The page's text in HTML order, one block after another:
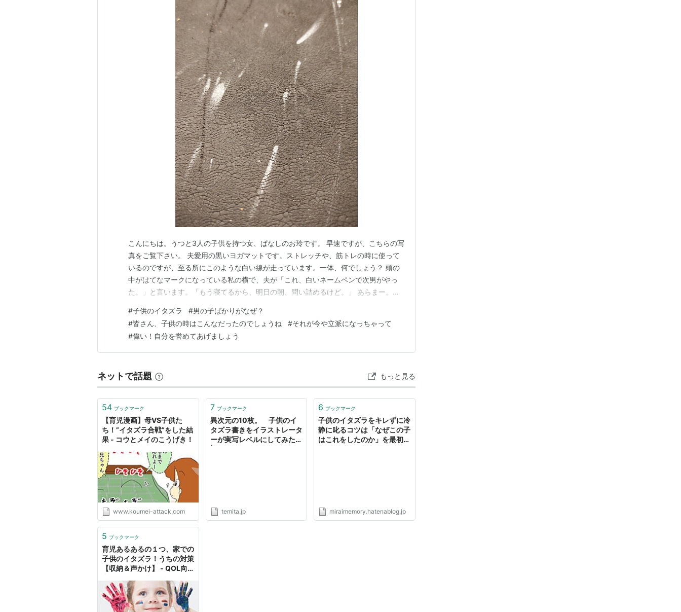
こんにちは。うつと3人の子供を持つ女、ぱなしのお玲です。 早速ですが、こちらの写
真をご覧下さい。 夫愛用の黒いヨガマットです。ストレッチや、筋トレの時に使って
いるのですが、至る所にこのような白い線が走っています。一体、何でしょう？ 頭の
中がはてなマークになっている私の横で、夫が「これ、白いネームペンで次男がやっ
た。」と言います。「もう寝てるから、明日の朝、問い詰めるけど。」 あらまー。日
回は犯人の特定が容易でした。 ちょっと汚い話ですが、この間は、トイレの壁に茶色
い線が描かれていました。指についたうんちを、壁になすり…
#子供のイタズラ #男の子ばかりがなぜ？
#皆さん、子供の時はこんなだったのでしょうね #それが今や立派になっちゃって
#偉い！自分を誉めてあげましょう
ネットで話題 もっと見る
54 ブックマーク
【育児漫画】母VS子供た
ち！”イタズラ合戦”をした結
果 - コウとメイのこうげき！
www.koumei-attack.com
7 ブックマーク
異次元の10枚。 子供のイ
タズラ書きをイラストレータ
ーが実写レベルにしてみた。
temita.jp
6 ブックマーク
子供のイタズラをキレずに冷
静に叱るコツは「なぜこの子
はこれをしたのか」を最初に
miraimemory.hatenablog.jp
5 ブックマーク
育児あるあるの１つ、家での
子供のイタズラ！うちの対策
【収納＆声かけ】 - QOL向